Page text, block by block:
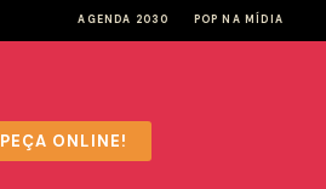
AGENDA 2030 POP NA MÍDIA
PEÇA ONLINE!